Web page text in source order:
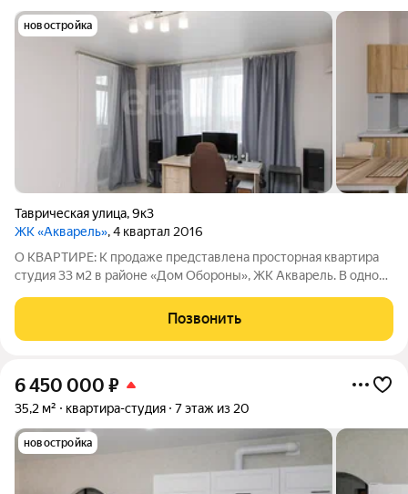
новостройка
Таврическая улица,9к3
ЖК «Акварель», 4 квартал 2016
О КВАРТИРЕ: К продаже представлена просторная квартира
студия 33 м2 в районе «Дом Обороны», ЖК Акварель. В одном
квартире выполнен современный ремонт в приятных светлых
оттенках: на полу ламинат,
Позвонить
6 450 000 ₽
35,2 м² квартира-студия 7 этаж из 20
новостройка